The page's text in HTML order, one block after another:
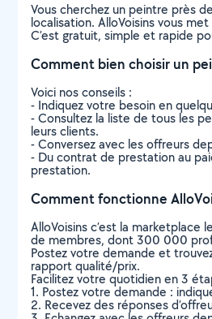
Vous cherchez un peintre près
localisation. AlloVoisins vous
C’est gratuit, simple et rapide
Comment bien choisir un
Voici nos conseils :
- Indiquez votre besoin en
- Consultez la liste de tous les
leurs clients.
- Conversez avec les offreurs
- Du contrat de prestation au
prestation.
Comment fonctionne
AlloVoisins c’est la
de membres, dont 300 000
Postez votre demande et
rapport qualité/prix.
Facilitez votre quotidien en 3
1. Postez votre demande :
2. Recevez des réponses